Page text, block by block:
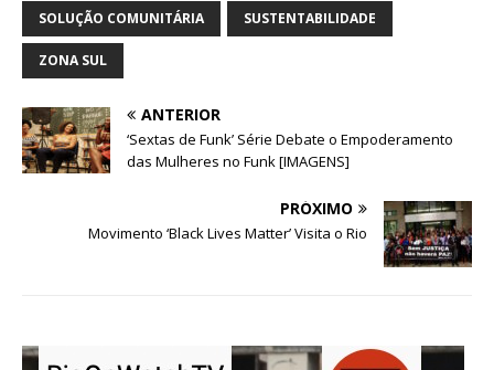
SOLUÇÃO COMUNITÁRIA SUSTENTABILIDADE
ZONA SUL
ANTERIOR
‘Sextas de Funk’ Série Debate o Empoderamento
das Mulheres no Funk [IMAGENS]
PRÓXIMO
Movimento ‘Black Lives Matter’ Visita o Rio